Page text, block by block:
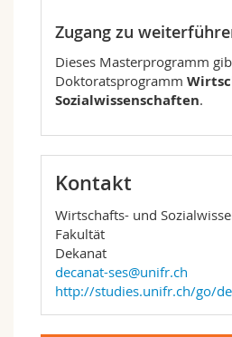
Zugang zu
Dieses Masterprogramm
Doktoratsprogramm
Sozialwissenschaften.
Kontakt
Wirtschafts- und
Fakultät
Dekanat
decanat-ses@unifr.ch
http://studies.unifr.ch/go/